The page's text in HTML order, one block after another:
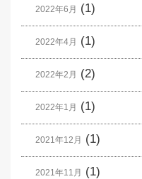
2022年6月 (1)
2022年4月 (1)
2022年2月 (2)
2022年1月 (1)
2021年12月 (1)
2021年11月 (1)